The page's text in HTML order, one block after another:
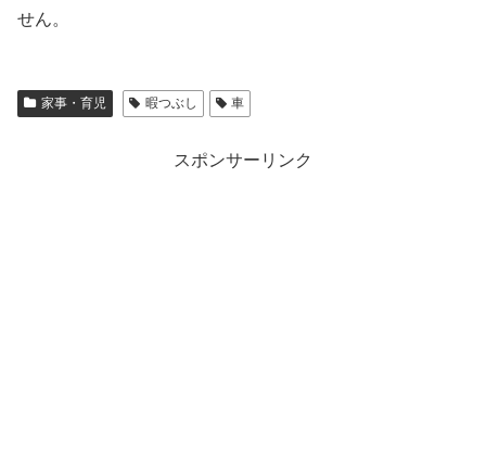
せん。
家事・育児 暇つぶし 車
スポンサーリンク